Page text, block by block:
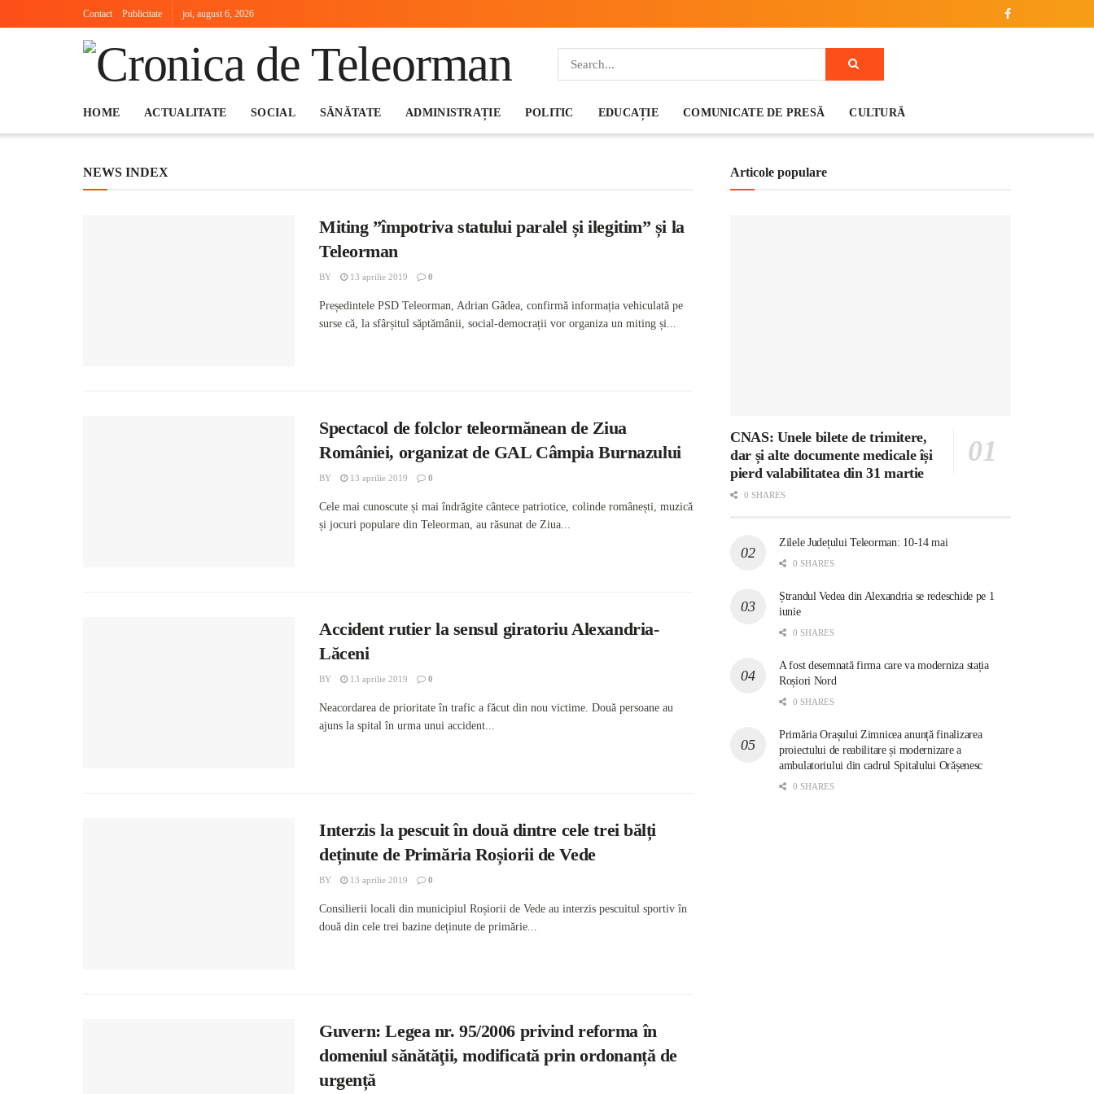
Contact Publicitate joi, august 6, 2026
HOME ACTUALITATE SOCIAL SĂNĂTATE ADMINISTRAȚIE POLITIC EDUCAȚIE COMUNICATE DE PRESĂ CULTURĂ
NEWS INDEX
Miting ”împotriva statului paralel și ilegitim” și la
Teleorman
BY 13 aprilie 2019 0
Președintele PSD Teleorman, Adrian Gâdea, confirmă informația vehiculată pe
surse că, la sfârșitul săptămânii, social-democrații vor organiza un miting și...
Spectacol de folclor teleormănean de Ziua
României, organizat de GAL Câmpia Burnazului
BY 13 aprilie 2019 0
Cele mai cunoscute și mai îndrăgite cântece patriotice, colinde românești, muzică
și jocuri populare din Teleorman, au răsunat de Ziua...
Accident rutier la sensul giratoriu Alexandria-
Lăceni
BY 13 aprilie 2019 0
Neacordarea de prioritate în trafic a făcut din nou victime. Două persoane au
ajuns la spital în urma unui accident...
Interzis la pescuit în două dintre cele trei bălți
deținute de Primăria Roșiorii de Vede
BY 13 aprilie 2019 0
Consilierii locali din municipiul Roșiorii de Vede au interzis pescuitul sportiv în
două din cele trei bazine deținute de primărie...
Guvern: Legea nr. 95/2006 privind reforma în
domeniul sănătăţii, modificată prin ordonanță de
urgență
Articole populare
CNAS: Unele bilete de trimitere,
dar și alte documente medicale își
pierd valabilitatea din 31 martie
0 SHARES
Zilele Județului Teleorman: 10-14 mai
0 SHARES
Ștrandul Vedea din Alexandria se redeschide pe 1
iunie
0 SHARES
A fost desemnată firma care va moderniza stația
Roșiori Nord
0 SHARES
Primăria Orașului Zimnicea anunță finalizarea
proiectului de reabilitare și modernizare a
ambulatoriului din cadrul Spitalului Orășenesc
0 SHARES